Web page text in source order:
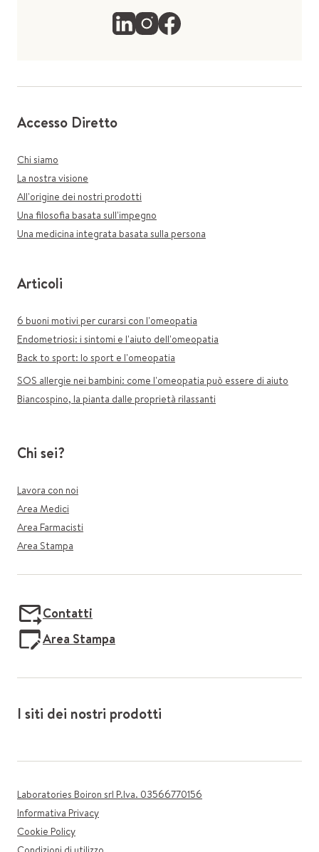
Accesso Diretto
Chi siamo
La nostra visione
All'origine dei nostri prodotti
Una filosofia basata sull'impegno
Una medicina integrata basata sulla persona
Articoli
6 buoni motivi per curarsi con l'omeopatia
Endometriosi: i sintomi e l'aiuto dell'omeopatia
Back to sport: lo sport e l'omeopatia
SOS allergie nei bambini: come l'omeopatia può essere di aiuto
Biancospino, la pianta dalle proprietà rilassanti
Chi sei?
Lavora con noi
Area Medici
Area Farmacisti
Area Stampa
Contatti
Area Stampa
I siti dei nostri prodotti
Laboratories Boiron srl P.Iva. 03566770156
Informativa Privacy
Cookie Policy